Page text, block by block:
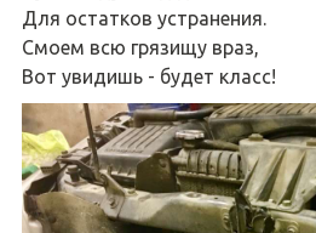
Для остатков устранения.
Смоем всю грязищу враз,
Вот увидишь - будет класс!